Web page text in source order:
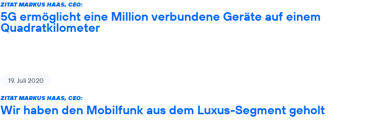
ZITAT MARKUS HAAS, CEO:
5G ermöglicht eine Million verbundene Geräte auf einem
Quadratkilometer
19. Juli 2020
ZITAT MARKUS HAAS, CEO:
Wir haben den Mobilfunk aus dem Luxus-Segment geholt